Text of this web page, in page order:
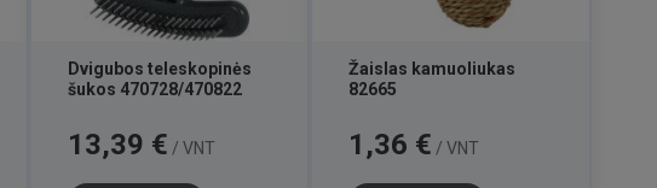
Dvigubos teleskopinės
šukos 470728/470822
Kaina
13,39 € / VNT
Žaislas kamuoliukas
82665
Kaina
1,36 € / VNT